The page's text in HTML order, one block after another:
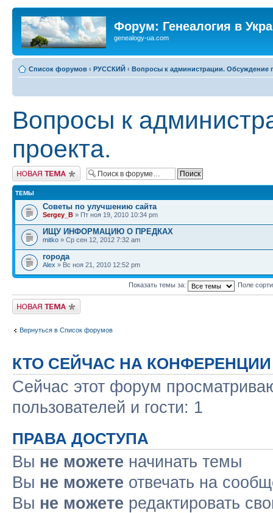
Форум: Генеалогия в
genealogy-ua.com
Список форумов ‹ РУССКИЙ ‹ Вопросы к администрации. Обсуждение
Вопросы к
проекта.
Новая тема
ТЕМЫ
Советы по улучшению сайта
Sergey_B » Пт ноя 19, 2010 10:34 pm
ИЩУ ИНФОРМАЦИЮ О ПРЕДКАХ
mitko » Ср сен 12, 2012 7:32 am
города
Alex » Вс ноя 21, 2010 12:52 pm
Показать темы за: Поле
Новая тема
Вернуться в Список форумов
КТО СЕЙЧАС НА КОНФЕРЕНЦИИ
Сейчас этот форум
пользователей и гости: 1
ПРАВА ДОСТУПА
Вы не можете начинать темы
Вы не можете отвечать на
Вы не можете редактировать